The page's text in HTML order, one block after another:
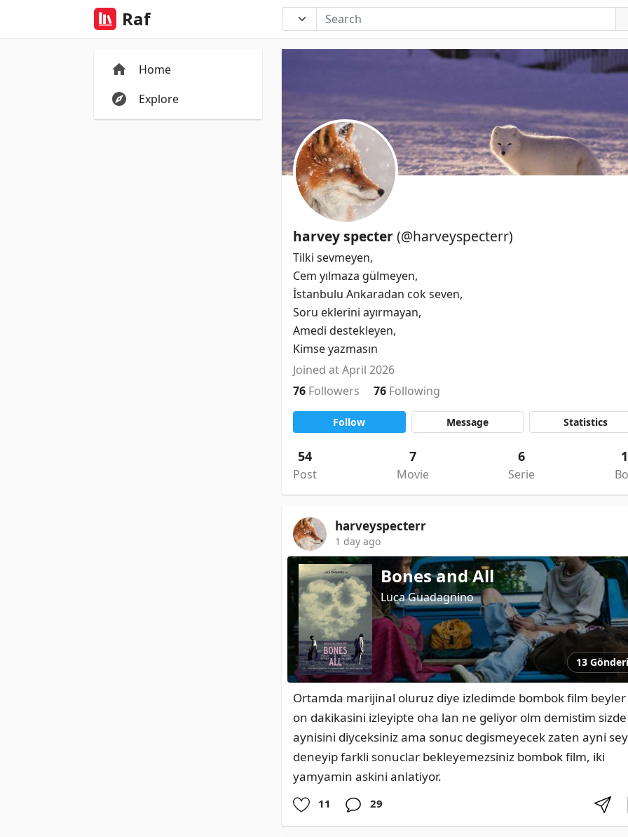
Raf
Home
Explore
harvey specter(@harveyspecterr)
Tilki sevmeyen,
Cem yılmaza gülmeyen,
İstanbulu Ankaradan cok seven,
Soru eklerini ayırmayan,
Amedi destekleyen,
Kimse yazmasın
Joined at April 2026
76 Followers 76 Following
Follow Message Statistics
54
Post
7
Movie
6
Serie
harveyspecterr
1 day ago
Bones and All
Luca Guadagnino
13 Gönderi
Ortamda marijinal oluruz diye izledimde bombok film
on dakikasini izleyipte oha lan ne geliyor olm demistim sizde
aynisini diyceksiniz ama sonuc degismeyecek zaten ayni
deneyip farkli sonuclar bekleyemezsiniz bombok film, iki
yamyamin askini anlatiyor.
11 29